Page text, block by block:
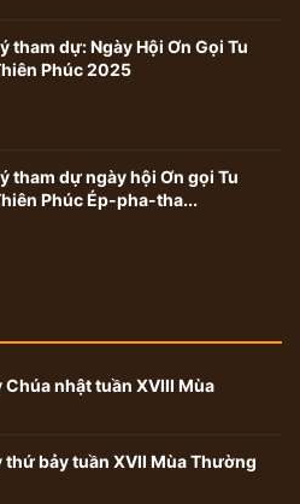
tham dự: Ngày Hội Ơn Gọi Tu
Phúc 2025
tham dự ngày hội Ơn gọi Tu
Phúc Ép-pha-tha...
nhật tuần XVIII Mùa
bảy tuần XVII Mùa Thường